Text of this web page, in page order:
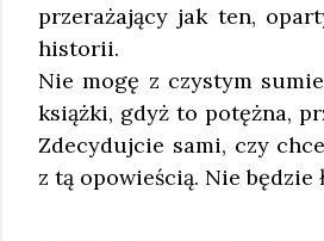
przerażający jak ten,
historii.
Nie mogę z czystym
książki, gdyż to potężna,
Zdecydujcie sami, czy
z tą opowieścią. Nie będzie